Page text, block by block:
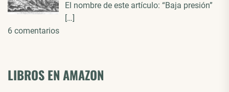
El nombre de este artículo: “Baja presión”
[…]
6 comentarios
LIBROS EN AMAZON